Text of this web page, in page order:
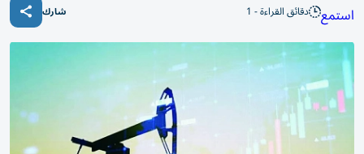
استمع دقائق القراءة - 1 شارك